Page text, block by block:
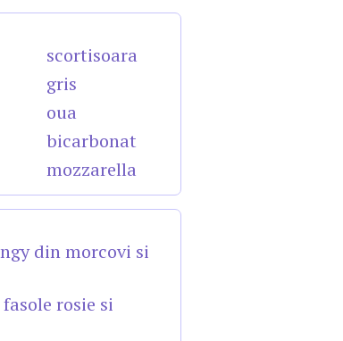
scortisoara
gris
oua
bicarbonat
mozzarella
din morcovi si
rosie si